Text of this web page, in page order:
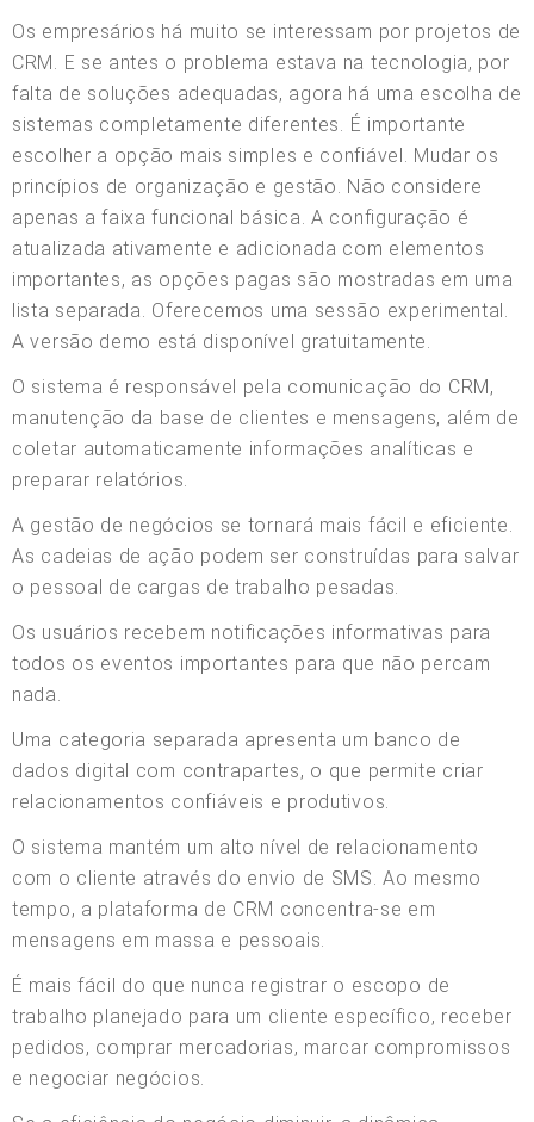
Os empresários há muito se interessam por projetos de
CRM. E se antes o problema estava na tecnologia, por
falta de soluções adequadas, agora há uma escolha de
sistemas completamente diferentes. É importante
escolher a opção mais simples e confiável. Mudar os
princípios de organização e gestão. Não considere
apenas a faixa funcional básica. A configuração é
atualizada ativamente e adicionada com elementos
importantes, as opções pagas são mostradas em uma
lista separada. Oferecemos uma sessão experimental.
A versão demo está disponível gratuitamente.
O sistema é responsável pela comunicação do CRM,
manutenção da base de clientes e mensagens, além de
coletar automaticamente informações analíticas e
preparar relatórios.
A gestão de negócios se tornará mais fácil e eficiente.
As cadeias de ação podem ser construídas para salvar
o pessoal de cargas de trabalho pesadas.
Os usuários recebem notificações informativas para
todos os eventos importantes para que não percam
nada.
Uma categoria separada apresenta um banco de
dados digital com contrapartes, o que permite criar
relacionamentos confiáveis e produtivos.
O sistema mantém um alto nível de relacionamento
com o cliente através do envio de SMS. Ao mesmo
tempo, a plataforma de CRM concentra-se em
mensagens em massa e pessoais.
É mais fácil do que nunca registrar o escopo de
trabalho planejado para um cliente específico, receber
pedidos, comprar mercadorias, marcar compromissos
e negociar negócios.